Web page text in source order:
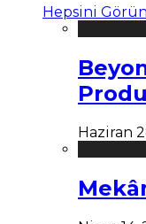
Hepsini
Haziran